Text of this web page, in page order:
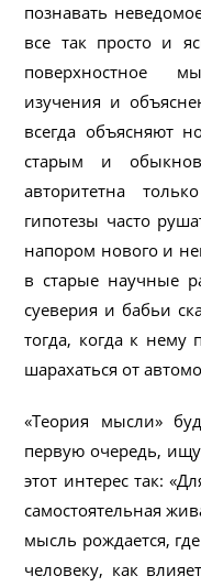
познавать
все так просто и
поверхностное
изучения и
всегда объясняют
старым и
авторитетна
гипотезы часто
напором нового и
в старые научные
суеверия и бабьи
тогда, когда к
шарахаться от
«Теория мысли»
первую очередь,
этот интерес так:
самостоятельная
мысль рождается,
человеку, как